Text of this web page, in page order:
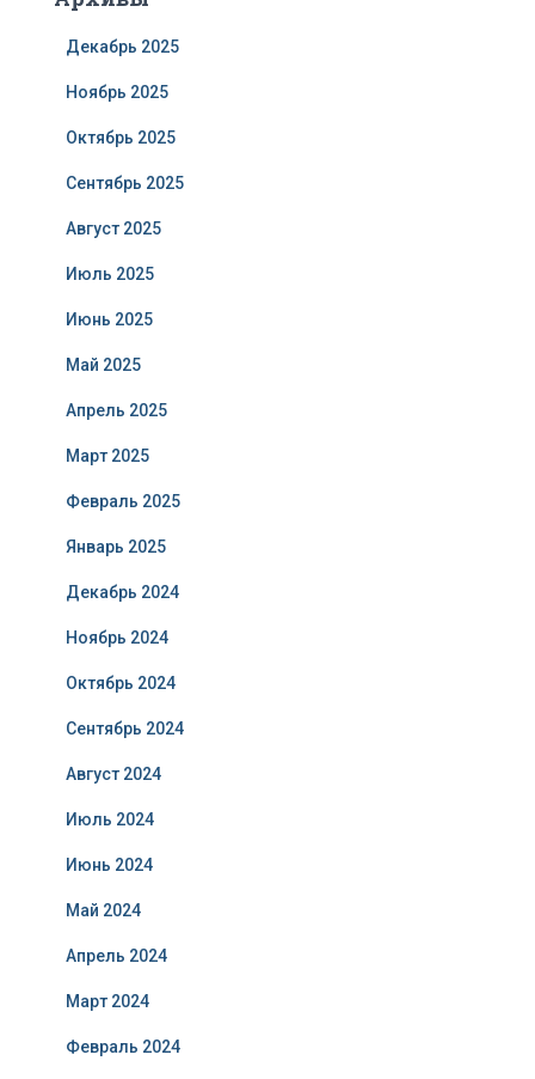
Декабрь 2025
Ноябрь 2025
Октябрь 2025
Сентябрь 2025
Август 2025
Июль 2025
Июнь 2025
Май 2025
Апрель 2025
Март 2025
Февраль 2025
Январь 2025
Декабрь 2024
Ноябрь 2024
Октябрь 2024
Сентябрь 2024
Август 2024
Июль 2024
Июнь 2024
Май 2024
Апрель 2024
Март 2024
Февраль 2024